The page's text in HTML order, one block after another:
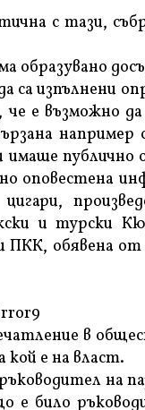
с тази,
образувано
са изпълнени
е възможно да
например
публично
оповестена
и турски
ПКК, обявена
в
кой е на власт.
на
е било